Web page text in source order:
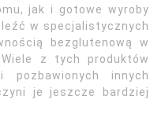
jak i gotowe wyroby
w specjalistycznych
bezglutenową w
z tych produktów
innych
je jeszcze bardziej